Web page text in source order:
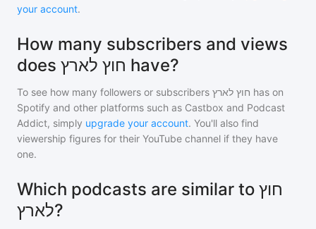
your account.
How many subscribers and views
does חוץ לארץ have?
To see how many followers or subscribers חוץ לארץ has on
Spotify and other platforms such as Castbox and Podcast
Addict, simply upgrade your account. You'll also find
viewership figures for their YouTube channel if they have
one.
Which podcasts are similar to חוץ
לארץ?